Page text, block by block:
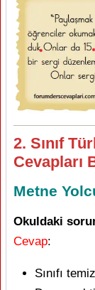
2. Sınıf
Cevapları
Metne
Okuldaki
Cevap:
Sınıfı